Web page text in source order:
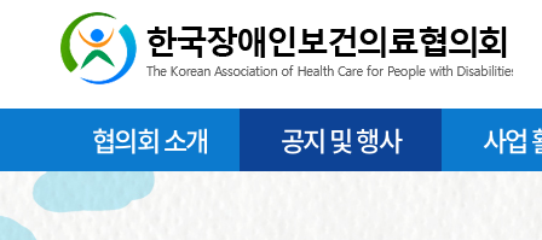
협의회 소개 공지 및 행사 사업